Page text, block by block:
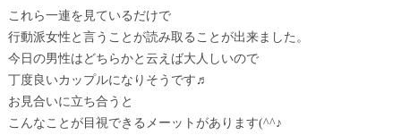
これら一連を見ているだけで
行動派女性と言うことが読み取ることが出来ました。
今日の男性はどちらかと云えば大人しいので
丁度良いカップルになりそうです♬
お見合いに立ち合うと
こんなことが目視できるメーットがあります(^^♪